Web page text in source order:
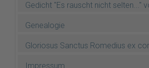
Gedicht "Es rauscht nicht selten..."
Genealogie
Gloriosus Sanctus Romedius ex
Impressum